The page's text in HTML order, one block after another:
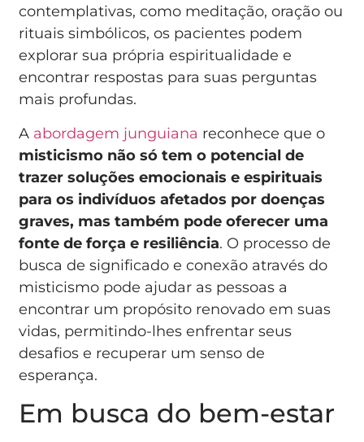
contemplativas, como meditação, oração ou
rituais simbólicos, os pacientes podem
explorar sua própria espiritualidade e
encontrar respostas para suas perguntas
mais profundas.
A abordagem junguiana reconhece que o
misticismo não só tem o potencial de
trazer soluções emocionais e espirituais
para os indivíduos afetados por doenças
graves, mas também pode oferecer uma
fonte de força e resiliência. O processo de
busca de significado e conexão através do
misticismo pode ajudar as pessoas a
encontrar um propósito renovado em suas
vidas, permitindo-lhes enfrentar seus
desafios e recuperar um senso de
esperança.
Em busca do bem-estar